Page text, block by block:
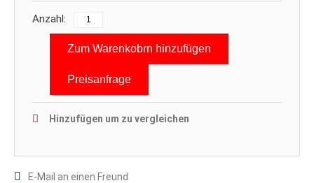
Anzahl:
Zum Warenkobrn hinzufügen
Preisanfrage
Hinzufügen um zu vergleichen
E-Mail an einen Freund